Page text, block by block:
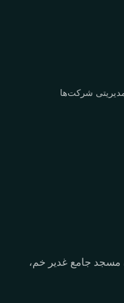
شرکت‌ها
مسجد جامع غدیر خم،